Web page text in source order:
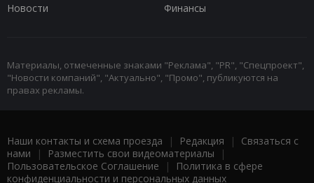
Новости
Финансы
Материалы, отмеченные знаками "Реклама", "PR", "Спецпроект",
"Новости компаний", "Актуально", "Промо", публикуются на
правах рекламы.
Наши контакты и схема проезда | Редакция | Связаться с
нами | Разместить свои видеоматериалы |
Пользовательское Соглашение |
Политика в сфере
конфиденциальности и персональных данных